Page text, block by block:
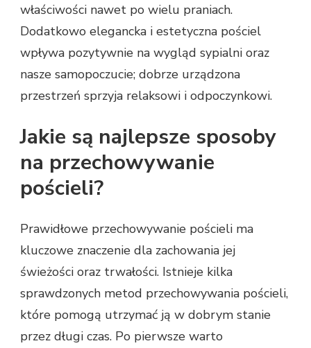
właściwości nawet po wielu praniach.
Dodatkowo elegancka i estetyczna pościel
wpływa pozytywnie na wygląd sypialni oraz
nasze samopoczucie; dobrze urządzona
przestrzeń sprzyja relaksowi i odpoczynkowi.
Jakie są najlepsze sposoby
na przechowywanie
pościeli?
Prawidłowe przechowywanie pościeli ma
kluczowe znaczenie dla zachowania jej
świeżości oraz trwałości. Istnieje kilka
sprawdzonych metod przechowywania pościeli,
które pomogą utrzymać ją w dobrym stanie
przez długi czas. Po pierwsze warto